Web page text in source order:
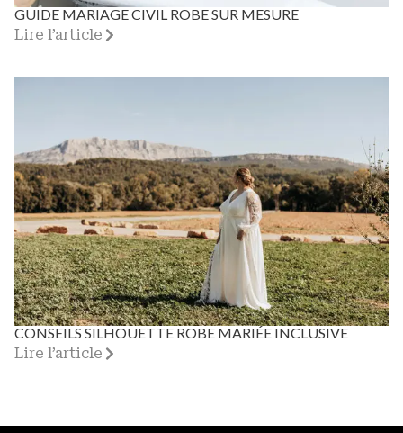
GUIDE MARIAGE CIVIL ROBE SUR MESURE
Lire l’article
CONSEILS SILHOUETTE ROBE MARIÉE INCLUSIVE
Lire l’article